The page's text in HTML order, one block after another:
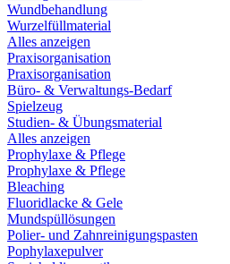
Wundbehandlung
Wurzelfüllmaterial
Alles anzeigen
Praxisorganisation
Praxisorganisation
Büro- & Verwaltungs-Bedarf
Spielzeug
Studien- & Übungsmaterial
Alles anzeigen
Prophylaxe & Pflege
Prophylaxe & Pflege
Bleaching
Fluoridlacke & Gele
Mundspüllösungen
Polier- und Zahnreinigungspasten
Pophylaxepulver